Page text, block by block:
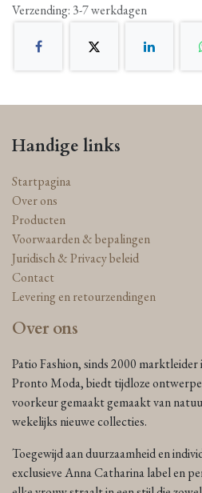
Verzending: 3-7 werkdagen
Handige links
Startpagina
Over ons
Producten
Voorwaarden & bepalingen
Juridisch & Privacy beleid
Contact
Levering en retourzendingen
Over ons
Patio Fashion, sinds 2000 marktleider
Pronto Moda, biedt tijdloze
voorkeur gemaakt gemaakt van
wekelijks nieuwe collecties.
Toegewijd aan duurzaamheid en
exclusieve Anna Catharina label en